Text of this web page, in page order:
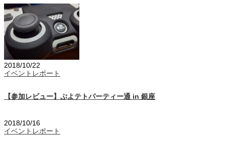
2018/10/22
イベントレポート
【参加レビュー】ぷよテトパーティー通 in 銀座
2018/10/16
イベントレポート